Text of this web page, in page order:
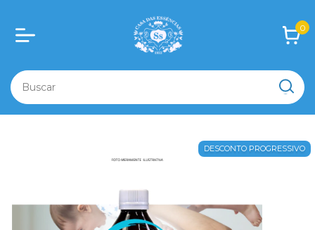
0
DESCONTO PROGRESSIVO